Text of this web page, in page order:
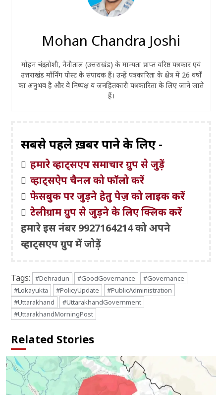
Mohan Chandra Joshi
मोहन चंद्र जोशी, नैनीताल (उत्तराखंड) के मान्यता प्राप्त वरिष्ठ पत्रकार एवं
उत्तराखंड मॉर्निंग पोस्ट के संपादक हैं। उन्हें पत्रकारिता के क्षेत्र में 26 वर्षों
का अनुभव है और वे निष्पक्ष व जनहितकारी पत्रकारिता के लिए जाने जाते
हैं।
सबसे पहले ख़बरें पाने के लिए -
हमारे व्हाट्सएप समाचार ग्रुप से जुड़ें
व्हाट्सऐप चैनल को फॉलो करें
फेसबुक पर जुड़ने हेतु पेज़ को लाइक करें
टेलीग्राम ग्रुप से जुड़ने के लिए क्लिक करें
हमारे इस नंबर 9927164214 को अपने
व्हाट्सएप ग्रुप में जोड़ें
Tags: #Dehradun #GoodGovernance
#Governance
#Lokayukta
#PolicyUpdate
#PublicAdministration
#Uttarakhand
#UttarakhandGovernment
#UttarakhandMorningPost
Related Stories